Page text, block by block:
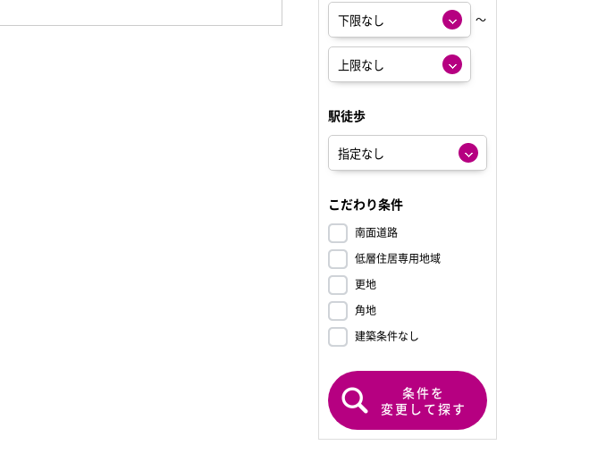
～
駅徒歩
こだわり条件
南面道路
低層住居専用地域
更地
角地
建築条件なし
条件を
変更して探す